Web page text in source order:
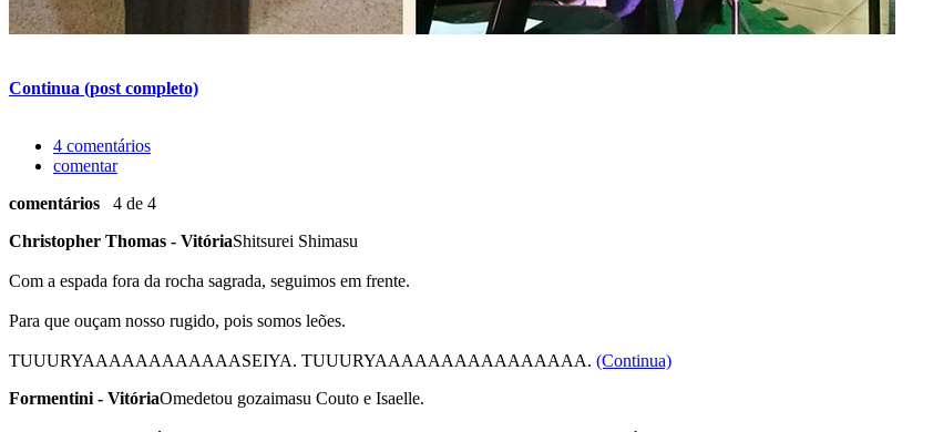
Continua (post completo)
4 comentários
comentar
comentários 4 de 4
Christopher Thomas - VitóriaShitsurei Shimasu
Com a espada fora da rocha sagrada, seguimos em frente.
Para que ouçam nosso rugido, pois somos leões.
TUUURYAAAAAAAAAAAASEIYA. TUUURYAAAAAAAAAAAAAAAA. (Continua)
Formentini - VitóriaOmedetou gozaimasu Couto e Isaelle.